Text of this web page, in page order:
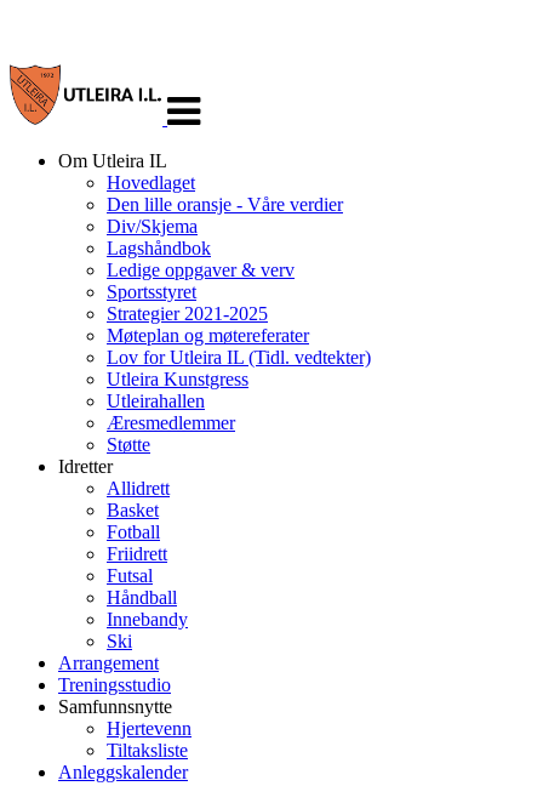
navigasjon
Om Utleira IL
Hovedlaget
Den lille oransje - Våre verdier
Div/Skjema
Lagshåndbok
Ledige oppgaver & verv
Sportsstyret
Strategier 2021-2025
Møteplan og møtereferater
Lov for Utleira IL (Tidl. vedtekter)
Utleira Kunstgress
Utleirahallen
Æresmedlemmer
Støtte
Idretter
Allidrett
Basket
Fotball
Friidrett
Futsal
Håndball
Innebandy
Ski
Arrangement
Treningsstudio
Samfunnsnytte
Hjertevenn
Tiltaksliste
Anleggskalender